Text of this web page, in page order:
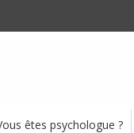
êtes psychologue ?